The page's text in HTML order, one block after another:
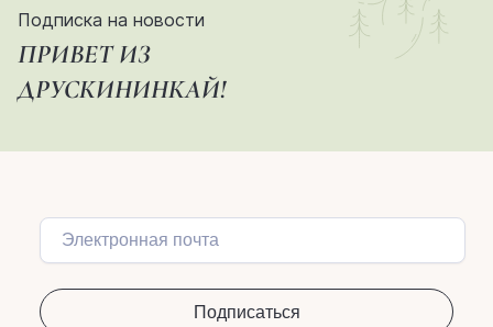
Подписка на новости
ПРИВЕТ ИЗ
ДРУСКИНИНКАЙ!